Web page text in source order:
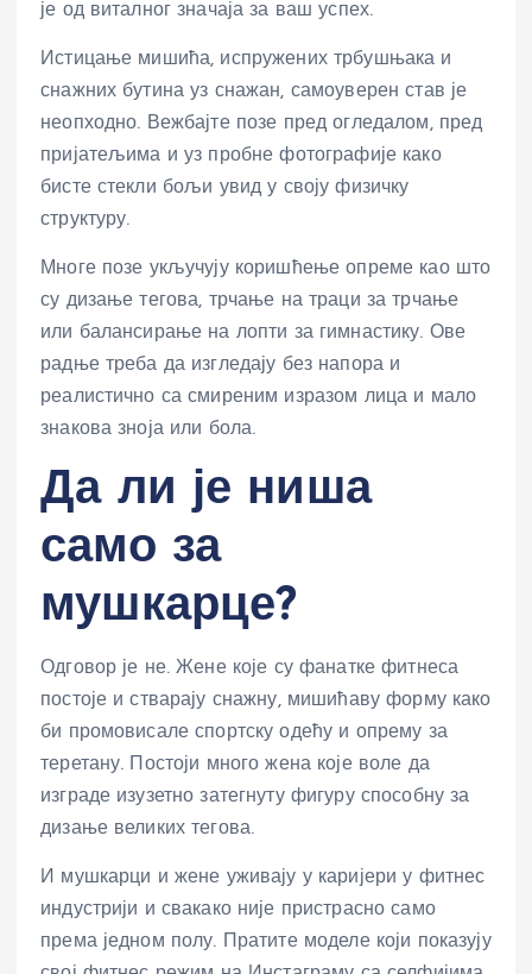
је од виталног значаја за ваш успех.
Истицање мишића, испружених трбушњака и
снажних бутина уз снажан, самоуверен став је
неопходно. Вежбајте позе пред огледалом, пред
пријатељима и уз пробне фотографије како
бисте стекли бољи увид у своју физичку
структуру.
Многе позе укључују коришћење опреме као што
су дизање тегова, трчање на траци за трчање
или балансирање на лопти за гимнастику. Ове
радње треба да изгледају без напора и
реалистично са смиреним изразом лица и мало
знакова зноја или бола.
Да ли је ниша
само за
мушкарце?
Одговор је не. Жене које су фанатке фитнеса
постоје и стварају снажну, мишићаву форму како
би промовисале спортску одећу и опрему за
теретану. Постоји много жена које воле да
изграде изузетно затегнуту фигуру способну за
дизање великих тегова.
И мушкарци и жене уживају у каријери у фитнес
индустрији и свакако није пристрасно само
према једном полу. Пратите моделе који показују